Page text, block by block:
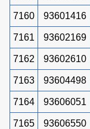
7160 93601416
7161 93602169
7162 93602610
7163 93604498
7164 93606051
7165 93606550